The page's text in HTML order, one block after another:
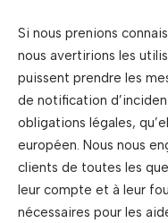
Si nous prenions
nous avertirions les
puissent prendre les
de notification
obligations légales,
européen. Nous nous
clients de toutes les
leur compte et à leur
nécessaires pour les